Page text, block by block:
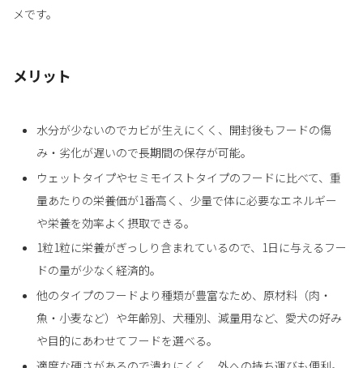
メです。
メリット
水分が少ないのでカビが生えにくく、開封後もフードの傷
み・劣化が遅いので長期間の保存が可能。
ウェットタイプやセミモイストタイプのフードに比べて、重
量あたりの栄養価が1番高く、少量で体に必要なエネルギー
や栄養を効率よく摂取できる。
1粒1粒に栄養がぎっしり含まれているので、1日に与えるフー
ドの量が少なく経済的。
他のタイプのフードより種類が豊富なため、原材料（肉・
魚・小麦など）や年齢別、犬種別、減量用など、愛犬の好み
や目的にあわせてフードを選べる。